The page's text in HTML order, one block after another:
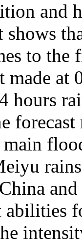
and
to the
made at
hours
abilities